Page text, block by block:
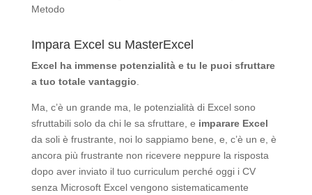
Metodo
Impara Excel su MasterExcel
Excel ha immense potenzialità e tu le puoi sfruttare
a tuo totale vantaggio.
Ma, c’è un grande ma, le potenzialità di Excel sono
sfruttabili solo da chi le sa sfruttare, e imparare Excel
da soli è frustrante, noi lo sappiamo bene, e, c’è un e, è
ancora più frustrante non ricevere neppure la risposta
dopo aver inviato il tuo curriculum perché oggi i CV
senza Microsoft Excel vengono sistematicamente